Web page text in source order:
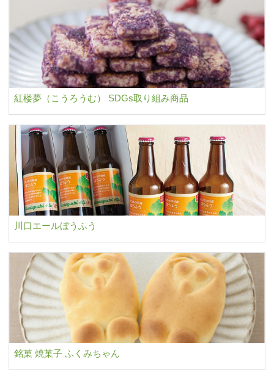
紅楼夢（こうろうむ） SDGs取り組み商品
川口エールぼうふう
銘菓 焼菓子 ふくみちゃん